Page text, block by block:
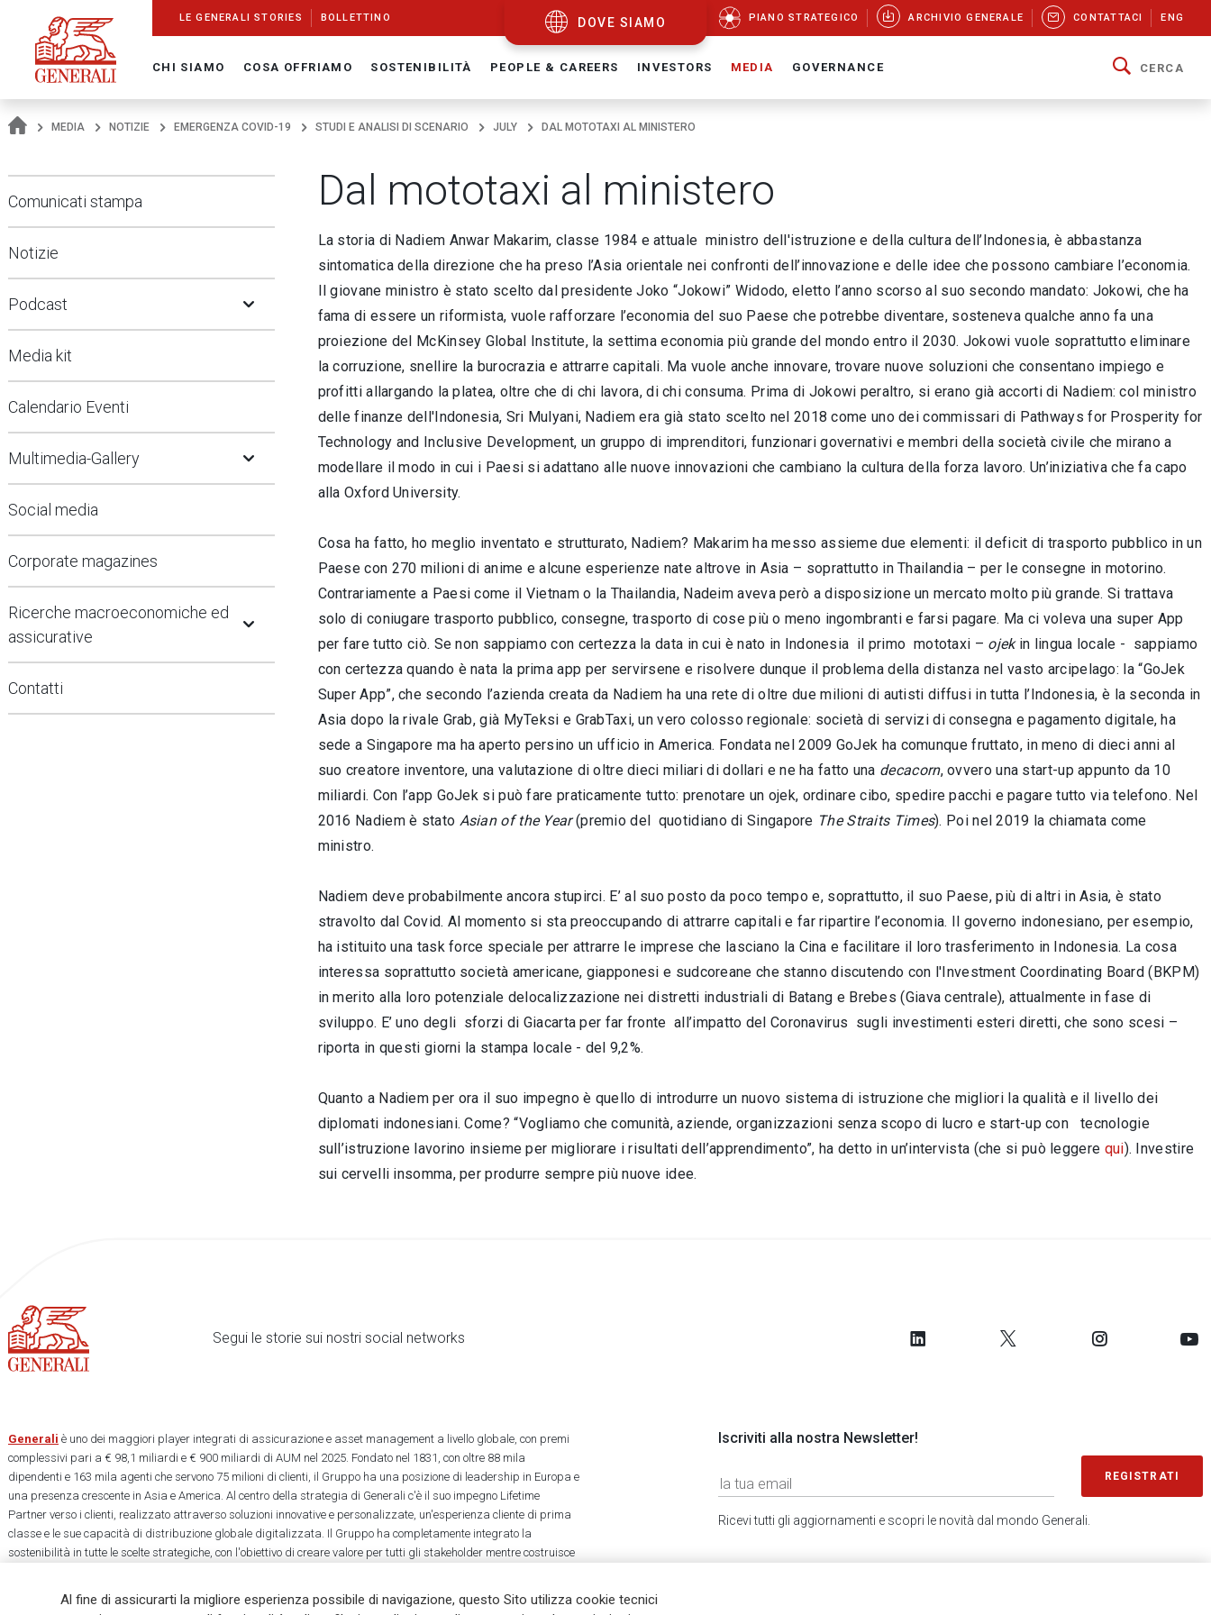
Navigate On Generali.com
shortcut to press release
shortcut to financial figures
shortcut to financial calendar
shortcut to Generali stock
shortcut to career
go to HomePage
go to search
go to map
go to Italian version
go to English version
Main content DOVE SIAMO
LE GENERALI STORIES BOLLETTINO PIANO STRATEGICO ARCHIVIO GENERALE CONTATTACI ENG
CHI SIAMO COSA OFFRIAMO SOSTENIBILITÀ PEOPLE & CAREERS INVESTORS MEDIA GOVERNANCE CERCA
MEDIA NOTIZIE EMERGENZA COVID-19 STUDI E ANALISI DI SCENARIO JULY DAL MOTOTAXI AL MINISTERO
Comunicati stampa
Notizie
Podcast Open Submenu
Media kit
Calendario Eventi
Multimedia-Gallery Open Submenu
Social media
Corporate magazines
Ricerche macroeconomiche ed
assicurative
Contatti
Dal mototaxi al ministero
La storia di Nadiem Anwar Makarim, classe 1984 e attuale ministro dell'istruzione e della cultura dell’Indonesia, è abbastanza
sintomatica della direzione che ha preso l’Asia orientale nei confronti dell’innovazione e delle idee che possono cambiare l’economia.
Il giovane ministro è stato scelto dal presidente Joko “Jokowi” Widodo, eletto l’anno scorso al suo secondo mandato: Jokowi, che ha
fama di essere un riformista, vuole rafforzare l’economia del suo Paese che potrebbe diventare, sosteneva qualche anno fa una
proiezione del McKinsey Global Institute, la settima economia più grande del mondo entro il 2030. Jokowi vuole soprattutto eliminare
la corruzione, snellire la burocrazia e attrarre capitali. Ma vuole anche innovare, trovare nuove soluzioni che consentano impiego e
profitti allargando la platea, oltre che di chi lavora, di chi consuma. Prima di Jokowi peraltro, si erano già accorti di Nadiem: col ministro
delle finanze dell'Indonesia, Sri Mulyani, Nadiem era già stato scelto nel 2018 come uno dei commissari di Pathways for Prosperity for
Technology and Inclusive Development, un gruppo di imprenditori, funzionari governativi e membri della società civile che mirano a
modellare il modo in cui i Paesi si adattano alle nuove innovazioni che cambiano la cultura della forza lavoro. Un’iniziativa che fa capo
alla Oxford University.
Cosa ha fatto, ho meglio inventato e strutturato, Nadiem? Makarim ha messo assieme due elementi: il deficit di trasporto pubblico in un
Paese con 270 milioni di anime e alcune esperienze nate altrove in Asia – soprattutto in Thailandia – per le consegne in motorino.
Contrariamente a Paesi come il Vietnam o la Thailandia, Nadeim aveva però a disposizione un mercato molto più grande. Si trattava
solo di coniugare trasporto pubblico, consegne, trasporto di cose più o meno ingombranti e farsi pagare. Ma ci voleva una super App
per fare tutto ciò. Se non sappiamo con certezza la data in cui è nato in Indonesia il primo mototaxi – ojekin lingua locale - sappiamo
con certezza quando è nata la prima app per servirsene e risolvere dunque il problema della distanza nel vasto arcipelago: la “GoJek
Super App”, che secondo l’azienda creata da Nadiem ha una rete di oltre due milioni di autisti diffusi in tutta l’Indonesia, è la seconda in
Asia dopo la rivale Grab, già MyTeksi e GrabTaxi, un vero colosso regionale: società di servizi di consegna e pagamento digitale, ha
sede a Singapore ma ha aperto persino un ufficio in America. Fondata nel 2009 GoJek ha comunque fruttato, in meno di dieci anni al
suo creatore inventore, una valutazione di oltre dieci miliari di dollari e ne ha fatto una decacorn, ovvero una start-up appunto da 10
miliardi. Con l’app GoJek si può fare praticamente tutto: prenotare un ojek, ordinare cibo, spedire pacchi e pagare tutto via telefono. Nel
2016 Nadiem è stato Asian of the Year(premio del quotidiano di Singapore The Straits Times). Poi nel 2019 la chiamata come
ministro.
Nadiem deve probabilmente ancora stupirci. E’ al suo posto da poco tempo e, soprattutto, il suo Paese, più di altri in Asia, è stato
stravolto dal Covid. Al momento si sta preoccupando di attrarre capitali e far ripartire l’economia. Il governo indonesiano, per esempio,
ha istituito una task force speciale per attrarre le imprese che lasciano la Cina e facilitare il loro trasferimento in Indonesia. La cosa
interessa soprattutto società americane, giapponesi e sudcoreane che stanno discutendo con l'Investment Coordinating Board (BKPM)
in merito alla loro potenziale delocalizzazione nei distretti industriali di Batang e Brebes (Giava centrale), attualmente in fase di
sviluppo. E’ uno degli sforzi di Giacarta per far fronte all’impatto del Coronavirus sugli investimenti esteri diretti, che sono scesi –
riporta in questi giorni la stampa locale - del 9,2%.
Quanto a Nadiem per ora il suo impegno è quello di introdurre un nuovo sistema di istruzione che migliori la qualità e il livello dei
diplomati indonesiani. Come? “Vogliamo che comunità, aziende, organizzazioni senza scopo di lucro e start-up con tecnologie
sull’istruzione lavorino insieme per migliorare i risultati dell’apprendimento”, ha detto in un’intervista (che si può leggere qui). Investire
sui cervelli insomma, per produrre sempre più nuove idee.
Segui le storie sui nostri social networks
Iscriviti alla nostra Newsletter!
REGISTRATI
Ricevi tutti gli aggiornamenti e scopri le novità dal mondo Generali.
Generali è uno dei maggiori player integrati di assicurazione e asset management a livello globale, con premi
complessivi pari a € 98,1 miliardi e € 900 miliardi di AUM nel 2025. Fondato nel 1831, con oltre 88 mila
dipendenti e 163 mila agenti che servono 75 milioni di clienti, il Gruppo ha una posizione di leadership in Europa e
una presenza crescente in Asia e America. Al centro della strategia di Generali c'è il suo impegno Lifetime
Partner verso i clienti, realizzato attraverso soluzioni innovative e personalizzate, un'esperienza cliente di prima
classe e le sue capacità di distribuzione globale digitalizzata. Il Gruppo ha completamente integrato la
sostenibilità in tutte le scelte strategiche, con l'obiettivo di creare valore per tutti gli stakeholder mentre costruisce
Al fine di assicurarti la migliore esperienza possibile di navigazione, questo Sito utilizza cookie tecnici